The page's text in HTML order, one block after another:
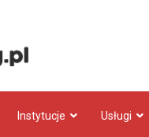
Instytucje Usługi